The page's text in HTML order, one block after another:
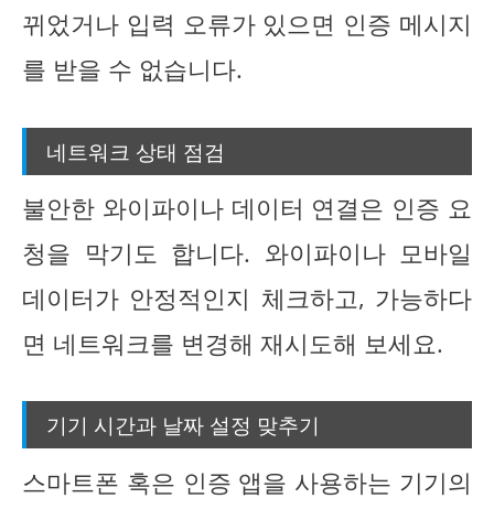
뀌었거나 입력 오류가 있으면 인증 메시지
를 받을 수 없습니다.
네트워크 상태 점검
불안한 와이파이나 데이터 연결은 인증 요
청을 막기도 합니다. 와이파이나 모바일
데이터가 안정적인지 체크하고, 가능하다
면 네트워크를 변경해 재시도해 보세요.
기기 시간과 날짜 설정 맞추기
스마트폰 혹은 인증 앱을 사용하는 기기의